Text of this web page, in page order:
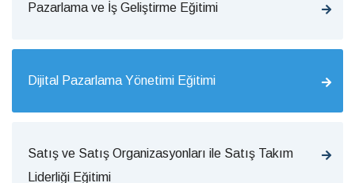
Pazarlama ve İş Geliştirme Eğitimi
Dijital Pazarlama Yönetimi Eğitimi
Satış ve Satış Organizasyonları ile Satış Takım
Liderliği Eğitimi